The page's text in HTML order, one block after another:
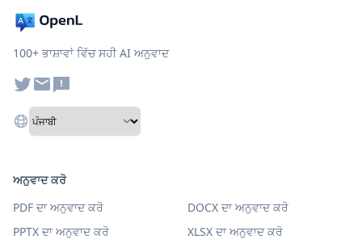
100+ ਭਾਸ਼ਾਵਾਂ ਵਿੱਚ ਸਹੀ AI ਅਨੁਵਾਦ
ਅਨੁਵਾਦ ਕਰੋ
PDF ਦਾ ਅਨੁਵਾਦ ਕਰੋ
DOCX ਦਾ ਅਨੁਵਾਦ ਕਰੋ
PPTX ਦਾ ਅਨੁਵਾਦ ਕਰੋ
XLSX ਦਾ ਅਨੁਵਾਦ ਕਰੋ